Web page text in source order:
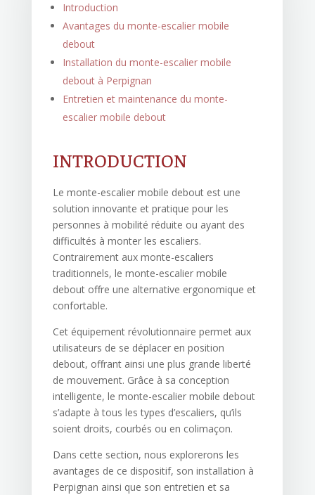
Introduction
Avantages du monte-escalier mobile
debout
Installation du monte-escalier mobile
debout à Perpignan
Entretien et maintenance du monte-
escalier mobile debout
INTRODUCTION
Le monte-escalier mobile debout est une
solution innovante et pratique pour les
personnes à mobilité réduite ou ayant des
difficultés à monter les escaliers.
Contrairement aux monte-escaliers
traditionnels, le monte-escalier mobile
debout offre une alternative ergonomique et
confortable.
Cet équipement révolutionnaire permet aux
utilisateurs de se déplacer en position
debout, offrant ainsi une plus grande liberté
de mouvement. Grâce à sa conception
intelligente, le monte-escalier mobile debout
s’adapte à tous les types d’escaliers, qu’ils
soient droits, courbés ou en colimaçon.
Dans cette section, nous explorerons les
avantages de ce dispositif, son installation à
Perpignan ainsi que son entretien et sa